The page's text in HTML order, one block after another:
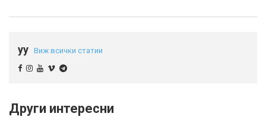
yy Виж всички статии
Други интересни